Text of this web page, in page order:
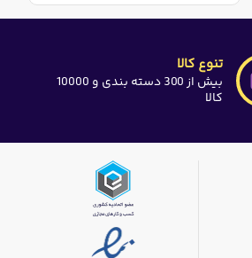
تنوع کالا
بیش از 300 دسته بندی و 10000
کالا